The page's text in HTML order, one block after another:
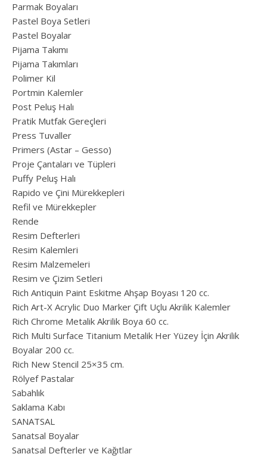
Parmak Boyaları
Pastel Boya Setleri
Pastel Boyalar
Pijama Takımı
Pijama Takımları
Polimer Kil
Portmin Kalemler
Post Peluş Halı
Pratik Mutfak Gereçleri
Press Tuvaller
Primers (Astar – Gesso)
Proje Çantaları ve Tüpleri
Puffy Peluş Halı
Rapido ve Çini Mürekkepleri
Refil ve Mürekkepler
Rende
Resim Defterleri
Resim Kalemleri
Resim Malzemeleri
Resim ve Çizim Setleri
Rich Antiquin Paint Eskitme Ahşap Boyası 120 cc.
Rich Art-X Acrylic Duo Marker Çift Uçlu Akrilik Kalemler
Rich Chrome Metalik Akrilik Boya 60 cc.
Rich Multi Surface Titanium Metalik Her Yüzey İçin Akrilik
Boyalar 200 cc.
Rich New Stencil 25×35 cm.
Rölyef Pastalar
Sabahlık
Saklama Kabı
SANATSAL
Sanatsal Boyalar
Sanatsal Defterler ve Kağıtlar